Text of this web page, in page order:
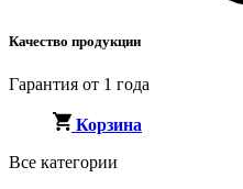
Качество продукции
Гарантия от 1 года
Корзина
Все категории